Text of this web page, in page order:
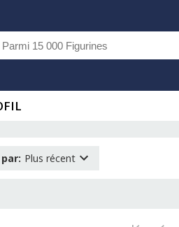
: Plus récent